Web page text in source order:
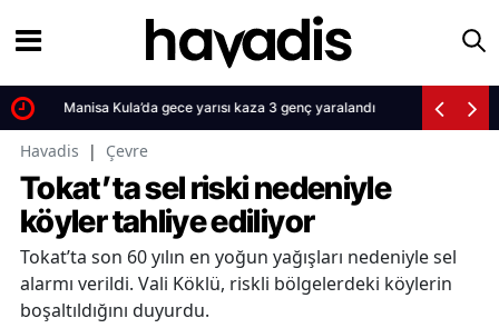
Manisa Kula’da gece yarısı kaza 3 genç yaralandı
Havadis | Çevre
Tokat’ta sel riski nedeniyle
köyler tahliye ediliyor
Tokat’ta son 60 yılın en yoğun yağışları nedeniyle sel
alarmı verildi. Vali Köklü, riskli bölgelerdeki köylerin
boşaltıldığını duyurdu.